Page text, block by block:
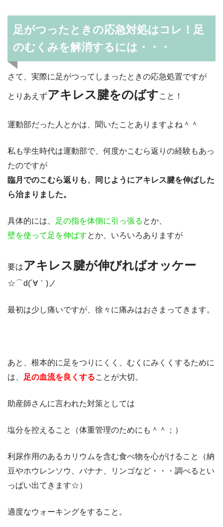
足がつったときの応急対処はコレ！足
のむくみを解消するには・・・
さて、実際に足がつってしまったときの応急処置ですが
とりあえずアキレス腱をのばすこと！
運動部だった人とかは、聞いたことありますよね＾＾
私も学生時代は運動部で、何度かこむら返りの経験もあっ
たのですが
臨月でのこむら返りも、同じようにアキレス腱を伸ばした
ら治まりました。
具体的には、 足の指を体側に引っ張る とか、
壁を使って足を伸ばすとか、いろいろありますが
要はアキレス腱が伸びればオッケー
☆⌒d(´∀｀)ノ
最初は少し痛いですが、徐々に痛みはおさまってきます。
あと、根本的に足をつりにくく、むくにみくくするために
は、
足の血流を良くすることが大切。
助産師さんに言われた対策としては
塩分を控えること（体重管理のためにも＾＾；）
利尿作用のあるカリウムを含む食べ物を心がけること（納
豆やホウレンソウ、バナナ、リンゴなど・・・調べるとい
っぱい出てきます☆）
適度なウォーキングをすること。